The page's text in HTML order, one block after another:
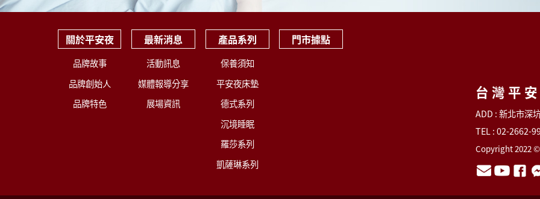
關於平安夜
品牌故事
品牌創始人
品牌特色
最新消息
活動訊息
媒體報導分享
展場資訊
產品系列
保養須知
平安夜床墊
德式系列
沉境睡眠
羅莎系列
凱薩琳系列
門市據點
台灣平
ADD : 新北市深
TEL : 02-2662-
Copyright 2022